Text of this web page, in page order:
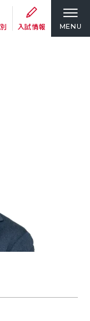
入試情報 MENU